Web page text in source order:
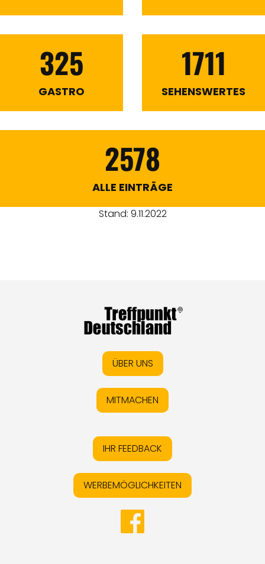
325
GASTRO
1711
SEHENSWERTES
2578
ALLE EINTRÄGE
Stand: 9.11.2022
ÜBER UNS
MITMACHEN
IHR FEEDBACK
WERBEMÖGLICHKEITEN